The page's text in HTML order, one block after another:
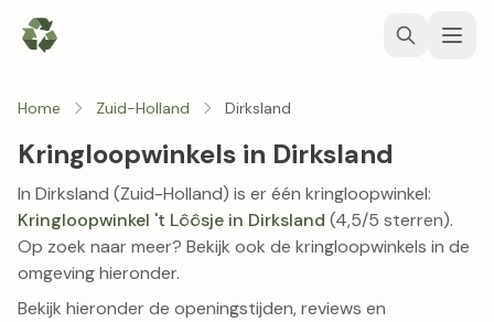
Home Zuid-Holland Dirksland
Kringloopwinkels in Dirksland
In Dirksland (Zuid-Holland) is er één kringloopwinkel:
Kringloopwinkel 't Lôôsje in Dirksland (4,5/5 sterren).
Op zoek naar meer? Bekijk ook de kringloopwinkels in de
omgeving hieronder.
Bekijk hieronder de openingstijden, reviews en